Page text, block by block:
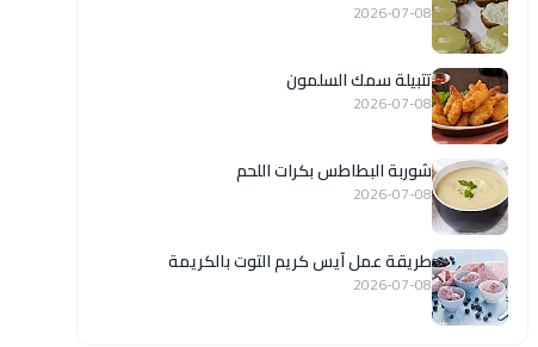
2026-07-08
تتبيلة سمك السلمون
2026-07-08
شوربة البطاطس بكرات اللحم
2026-07-08
طريقة عمل آيس كريم التوت بالكريمة
2026-07-08